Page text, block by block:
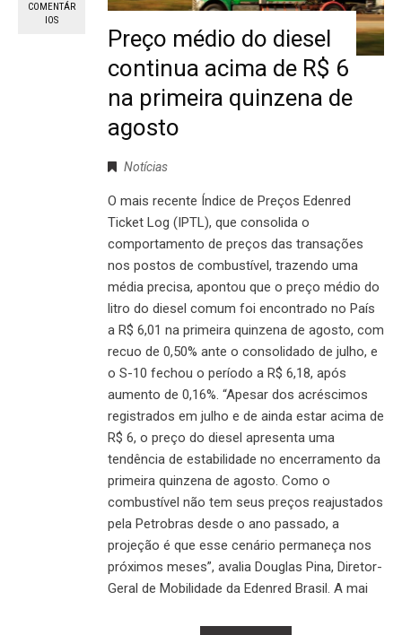
COMENTÁR
IOS
Preço médio do diesel
continua acima de R$ 6
na primeira quinzena de
agosto
Notícias
O mais recente Índice de Preços Edenred
Ticket Log (IPTL), que consolida o
comportamento de preços das transações
nos postos de combustível, trazendo uma
média precisa, apontou que o preço médio do
litro do diesel comum foi encontrado no País
a R$ 6,01 na primeira quinzena de agosto, com
recuo de 0,50% ante o consolidado de julho, e
o S-10 fechou o período a R$ 6,18, após
aumento de 0,16%. “Apesar dos acréscimos
registrados em julho e de ainda estar acima de
R$ 6, o preço do diesel apresenta uma
tendência de estabilidade no encerramento da
primeira quinzena de agosto. Como o
combustível não tem seus preços reajustados
pela Petrobras desde o ano passado, a
projeção é que esse cenário permaneça nos
próximos meses”, avalia Douglas Pina, Diretor-
Geral de Mobilidade da Edenred Brasil. A mai